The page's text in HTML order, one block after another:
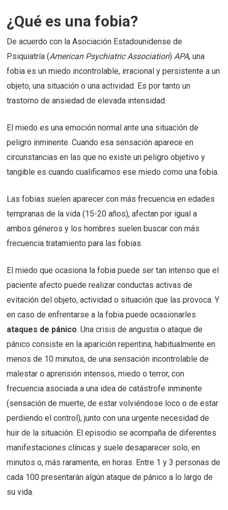
¿Qué es una fobia?
De acuerdo con la Asociación Estadounidense de
Psiquiatría (American Psychiatric Association)APA, una
fobia es un miedo incontrolable, irracional y persistente a un
objeto, una situación o una actividad. Es por tanto un
trastorno de ansiedad de elevada intensidad.
El miedo es una emoción normal ante una situación de
peligro inminente. Cuando esa sensación aparece en
circunstancias en las que no existe un peligro objetivo y
tangible es cuando cualificamos ese miedo como una fobia.
Las fobias suelen aparecer con más frecuencia en edades
tempranas de la vida (15-20 años), afectan por igual a
ambos géneros y los hombres suelen buscar con más
frecuencia tratamiento para las fobias.
El miedo que ocasiona la fobia puede ser tan intenso que el
paciente afecto puede realizar conductas activas de
evitación del objeto, actividad o situación que las provoca. Y
en caso de enfrentarse a la fobia puede ocasionarles
ataques de pánico. Una crisis de angustia o ataque de
pánico consiste en la aparición repentina, habitualmente en
menos de 10 minutos, de una sensación incontrolable de
malestar o aprensión intensos, miedo o terror, con
frecuencia asociada a una idea de catástrofe inminente
(sensación de muerte, de estar volviéndose loco o de estar
perdiendo el control), junto con una urgente necesidad de
huir de la situación. El episodio se acompaña de diferentes
manifestaciones clínicas y suele desaparecer solo, en
minutos o, más raramente, en horas. Entre 1 y 3 personas de
cada 100 presentarán algún ataque de pánico a lo largo de
su vida.